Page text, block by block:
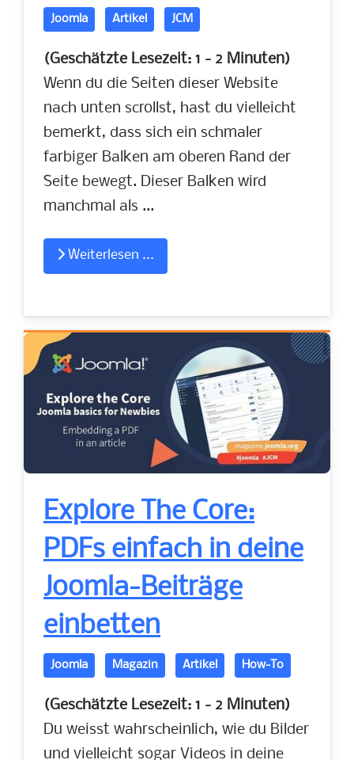
Joomla Artikel JCM
(Geschätzte Lesezeit: 1 - 2 Minuten)
Wenn du die Seiten dieser Website
nach unten scrollst, hast du vielleicht
bemerkt, dass sich ein schmaler
farbiger Balken am oberen Rand der
Seite bewegt. Dieser Balken wird
manchmal als ...
Weiterlesen ...
Explore The Core:
PDFs einfach in deine
Joomla-Beiträge
einbetten
Joomla Magazin Artikel How-To
(Geschätzte Lesezeit: 1 - 2 Minuten)
Du weisst wahrscheinlich, wie du Bilder
und vielleicht sogar Videos in deine